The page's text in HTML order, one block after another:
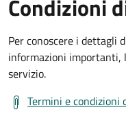
Condizioni
Per conoscere i dettagli
informazioni importanti,
servizio.
Termini e condizioni